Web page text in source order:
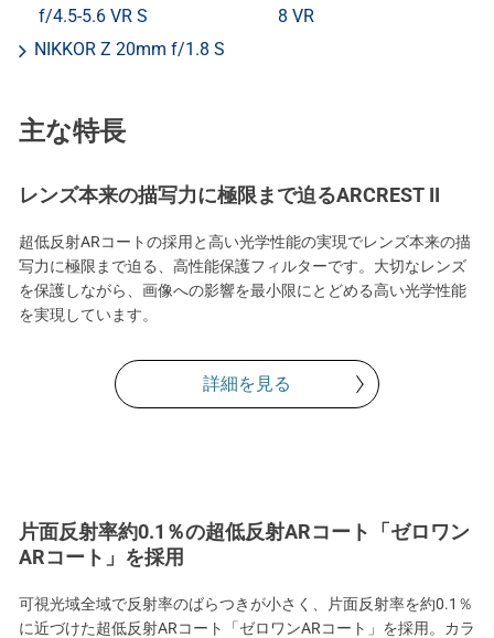
f/4.5-5.6 VR S
8 VR
NIKKOR Z 20mm f/1.8 S
主な特長
レンズ本来の描写力に極限まで迫るARCREST II
超低反射ARコートの採用と高い光学性能の実現でレンズ本来の描
写力に極限まで迫る、高性能保護フィルターです。大切なレンズ
を保護しながら、画像への影響を最小限にとどめる高い光学性能
を実現しています。
詳細を見る
片面反射率約0.1％の超低反射ARコート「ゼロワン
ARコート」を採用
可視光域全域で反射率のばらつきが小さく、片面反射率を約0.1％
に近づけた超低反射ARコート「ゼロワンARコート」を採用。カラ